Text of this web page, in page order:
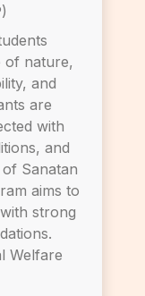
of nature,
and
are
with
and
Sanatan
aims to
strong
Welfare